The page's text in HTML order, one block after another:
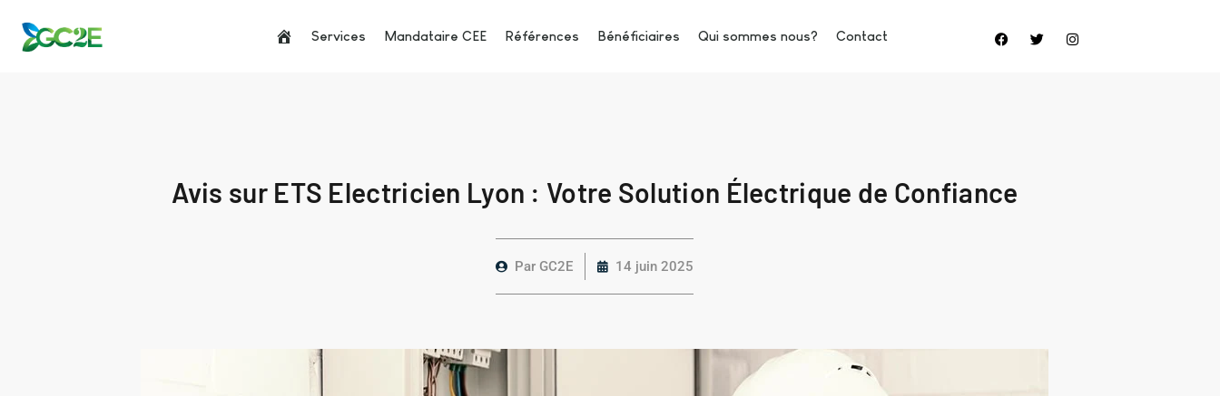
Services Mandataire CEE Références Bénéficiaires Qui sommes nous? Contact
Avis sur ETS Electricien Lyon : Votre Solution Électrique de Confiance
Par GC2E 14 juin 2025